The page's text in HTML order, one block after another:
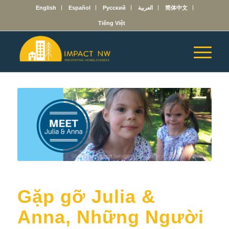
English Español Русский العربية 简体中文
Tiếng Việt
Gặp gỡ Julia &
Anna, Những Người